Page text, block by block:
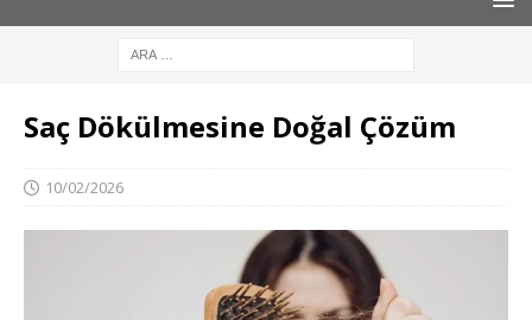
Saç Dökülmesine Doğal Çözüm
10/02/2026